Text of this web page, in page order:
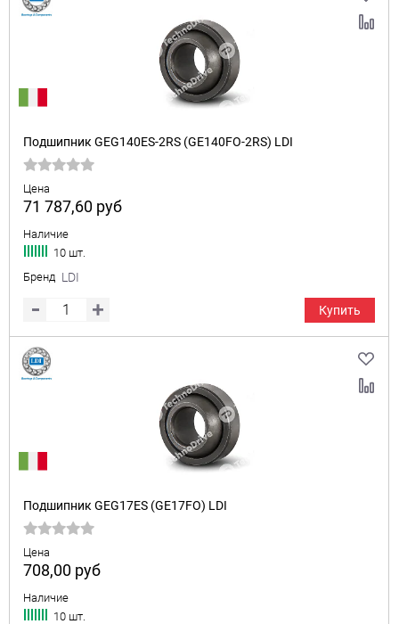
Подшипник GEG140ES-2RS (GE140FO-2RS) LDI
Цена
71 787,60 руб
Наличие
10 шт.
Бренд LDI
Купить
Подшипник GEG17ES (GE17FO) LDI
Цена
708,00 руб
Наличие
10 шт.